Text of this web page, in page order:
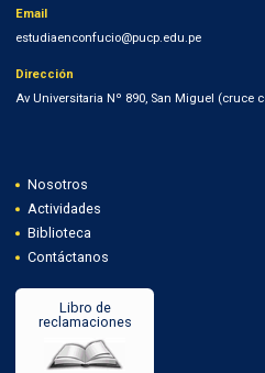
Email
estudiaenconfucio@pucp.edu.pe
Dirección
Av Universitaria Nº 890, San Miguel (cruce
Nosotros
Actividades
Biblioteca
Contáctanos
Libro de
reclamaciones